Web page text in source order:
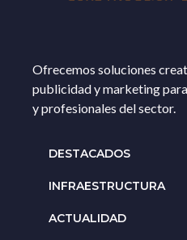
Ofrecemos soluciones
publicidad y marketing
y profesionales del sector.
DESTACADOS
INFRAESTRUCTURA
ACTUALIDAD